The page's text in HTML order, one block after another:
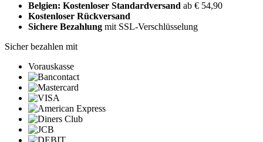
Belgien: Kostenloser Standardversand ab € 54,90
Kostenloser Rückversand
Sichere Bezahlung mit SSL-Verschlüsselung
Sicher bezahlen mit
Vorauskasse